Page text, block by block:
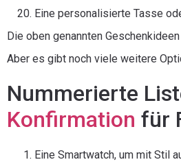
Eine personalisierte Tasse
Die oben genannten
Aber es gibt noch viele weitere
Nummerierte
Konfirmation für
Eine Smartwatch, um mit Stil